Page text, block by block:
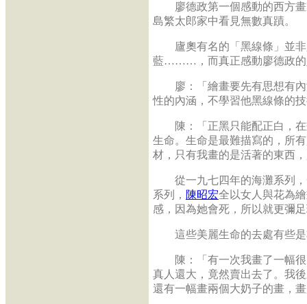
廖德政第一個感動的西方畫
島繁太郎家中看見無數真蹟。
廬奧有名的「黑線條」並非
藍………，而真正感動廖德政的
廖：「繪畫要先有思想有內
性的內涵，不學習他黑線條的
陳：「正黑只能配正白，在
生命。生命是最難描寫的，所
材，只有我畫的是活著的東西
從一九七四年的海灘系列，
系列， 陳昭宏全以女人與花為
感，因為她會死，所以就更彌
這些美麗生命的去處有些是
陳：「有一次我畫了一幅很
真人還大，竟然賣出去了。我
還有一幅畫兩個大奶子的畫，